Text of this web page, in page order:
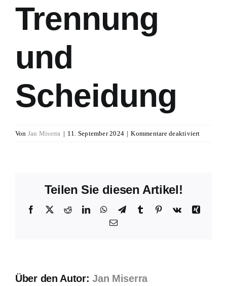
Trennung
und
Scheidung
Von Jan Miserra | 11. September 2024 | Kommentare deaktiviertfür
Teilen Sie diesen Artikel!
Facebook
X RedditLinkedInWhatsApp
TelegramTumblr Pinterest
Vk
Xing
E-
Über den Autor:Jan Miserra